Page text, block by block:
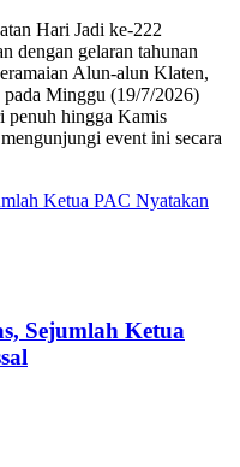
Hari Jadi ke-222
dengan gelaran tahunan
Alun-alun Klaten,
Minggu (19/7/2026)
penuh hingga Kamis
event ini secara
Sejumlah Ketua